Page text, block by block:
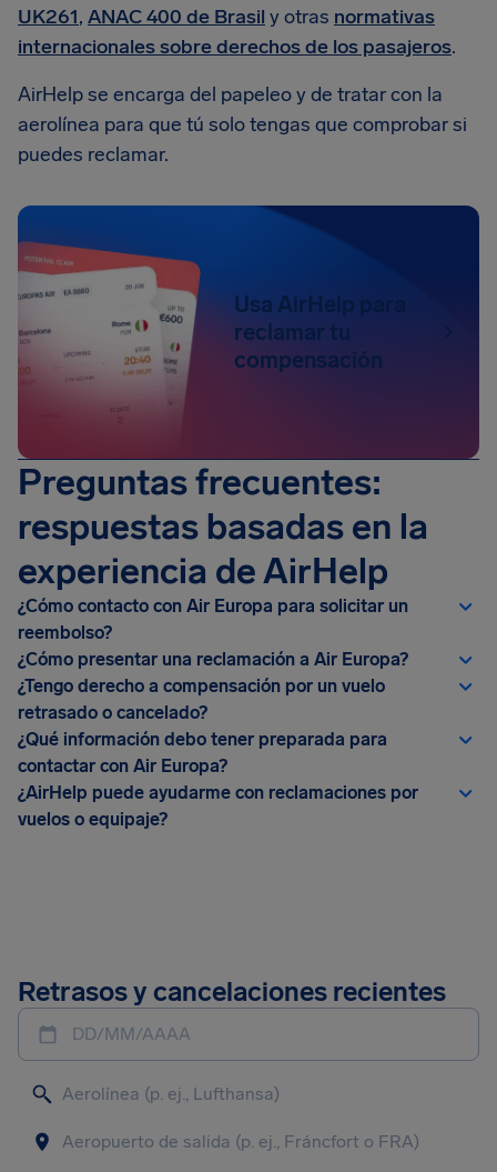
UK261, ANAC 400 de Brasil y otras normativas
internacionales sobre derechos de los pasajeros.
AirHelp se encarga del papeleo y de tratar con la
aerolínea para que tú solo tengas que comprobar si
puedes reclamar.
Usa AirHelp para
reclamar tu
compensación
Preguntas frecuentes:
respuestas basadas en la
experiencia de AirHelp
¿Cómo contacto con Air Europa para solicitar un
reembolso?
¿Cómo presentar una reclamación a Air Europa?
¿Tengo derecho a compensación por un vuelo
retrasado o cancelado?
¿Qué información debo tener preparada para
contactar con Air Europa?
¿AirHelp puede ayudarme con reclamaciones por
vuelos o equipaje?
Retrasos y cancelaciones recientes
DD/MM/AAAA